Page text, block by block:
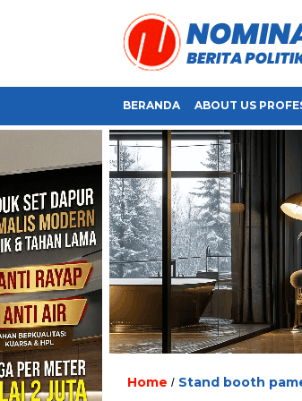
BERANDA ABOUT US
Home / Stand booth